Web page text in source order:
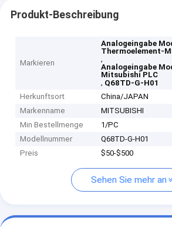
Produkt-Beschreibung
Markieren
Analogeingabe
Thermoelement-
,
Analogeingabe
Mitsubishi PLC
, Q68TD-G-H01
Herkunftsort
China/JAPAN
Markenname
MITSUBISHI
Min Bestellmenge
1/PC
Modellnummer
Q68TD-G-H01
Preis
$50-$500
Sehen Sie mehr an